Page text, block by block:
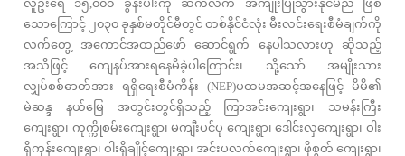
လူဦးရေ ၁၅,၀၀၀ ခွဲနီးပါးကို ဆက်လက် အကျိုးပြုသွားနိုင်မည် ဖြစ်
သောကြောင့် ၂၀၃၀ ခုနှစ်မတိုင်မီတွင် တစ်နိုင်ငံလုံး မီးလင်းရေးစီမံချက်ကို
လက်တွေ့ အကောင်အထည်ဖော် ဆောင်ရွက် နေပါသလားဟု ဆိုသည့်
အသိဖြင့် ကျေနပ်အားရနေမိခဲ့ပါကြောင်း၊ သို့သော် အမျိုးသား
လျှပ်စစ်ဓာတ်အား ရရှိရေးစီမံကိန်း (NEP)ပထမအဆင့်အနေဖြင့် မိမိ၏
မဲဆန္ဒ နယ်မြေ အတွင်းတွင်ရှိသည့် ကြာအင်းကျေးရွာ၊ သမန်းကြီး
ကျေးရွာ၊ ကုက္ကိုစမ်းကျေးရွာ၊ မကျီးပင်ပု ကျေးရွာ၊ ဒေါင်းလှကျေးရွာ၊ ဝါး
ရှိကုန်းကျေးရွာ၊ ဝါးရှိချိုင့်ကျေးရွာ၊ အင်းပလက်ကျေးရွာ၊ ဖိုစွတ် ကျေးရွာ၊